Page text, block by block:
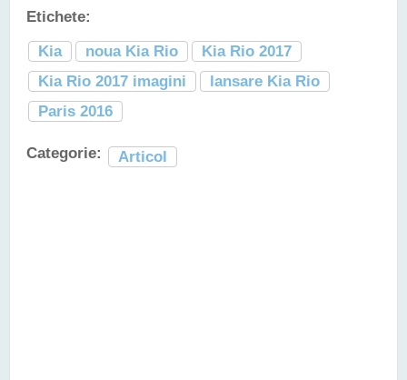
Etichete:
Kia
noua Kia Rio
Kia Rio 2017
Kia Rio 2017 imagini
lansare Kia Rio
Paris 2016
Categorie: Articol